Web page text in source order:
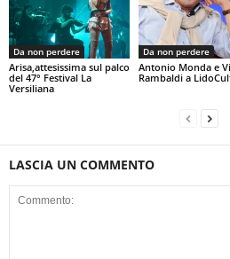
Da non perdere
Arisa,attesissima sul palco
del 47° Festival La
Versiliana
Da non perdere
Antonio Monda e
Rambaldi a
LASCIA UN COMMENTO